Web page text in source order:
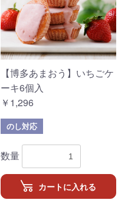
【博多あまおう】いちごケ
ーキ6個入
￥1,296
のし対応
数量
カートに入れる